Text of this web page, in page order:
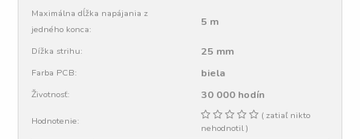
Maximálna dĺžka napájania z
jedného konca:
5 m
Dížka strihu: 25 mm
Farba PCB: biela
Životnosť: 30 000 hodín
Hodnotenie:
( zatiaľ nikto
nehodnotil )